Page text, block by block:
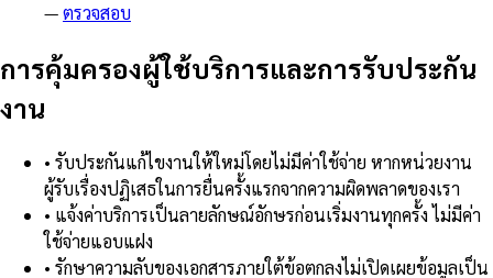
—ตรวจสอบ
การคุ้มครองผู้ใช้บริการและการรับประกัน
งาน
• รับประกันแก้ไขงานให้ใหม่โดยไม่มีค่าใช้จ่าย หากหน่วยงาน
ผู้รับเรื่องปฏิเสธในการยื่นครั้งแรกจากความผิดพลาดของเรา
• แจ้งค่าบริการเป็นลายลักษณ์อักษรก่อนเริ่มงานทุกครั้ง ไม่มีค่า
ใช้จ่ายแอบแฝง
• รักษาความลับของเอกสารภายใต้ข้อตกลงไม่เปิดเผยข้อมูลเป็น